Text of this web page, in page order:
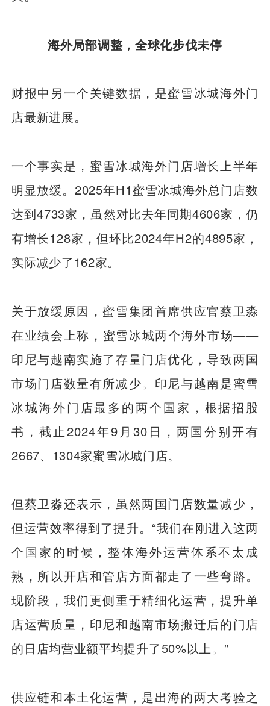
海外局部调整，全球化步伐未停
财报中另一个关键数据，是蜜雪冰城海外门
店最新进展。
一个事实是，蜜雪冰城海外门店增长上半年
明显放缓。2025年H1蜜雪冰城海外总门店数
达到4733家，虽然对比去年同期4606家，仍
有增长128家，但环比2024年H2的4895家，
实际减少了162家。
关于放缓原因，蜜雪集团首席供应官蔡卫淼
在业绩会上称，蜜雪冰城两个海外市场——
印尼与越南实施了存量门店优化，导致两国
市场门店数量有所减少。印尼与越南是蜜雪
冰城海外门店最多的两个国家，根据招股
书，截止2024年9月30日，两国分别开有
2667、1304家蜜雪冰城门店。
但蔡卫淼还表示，虽然两国门店数量减少，
但运营效率得到了提升。“我们在刚进入这两
个国家的时候，整体海外运营体系不太成
熟，所以开店和管店方面都走了一些弯路。
现阶段，我们更侧重于精细化运营，提升单
店运营质量，印尼和越南市场搬迁后的门店
的日店均营业额平均提升了50%以上。”
供应链和本土化运营，是出海的两大考验之